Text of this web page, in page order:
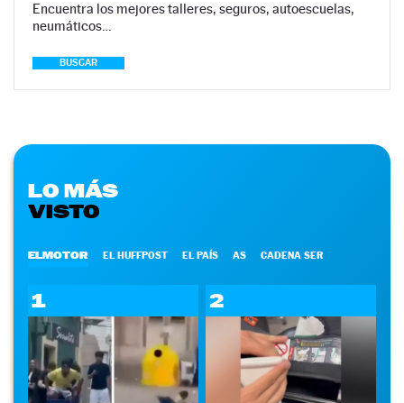
Encuentra los mejores talleres, seguros, autoescuelas,
neumáticos…
BUSCAR
LO MÁS
VISTO
ELMOTOR EL HUFFPOST EL PAÍS AS CADENA SER
1 2